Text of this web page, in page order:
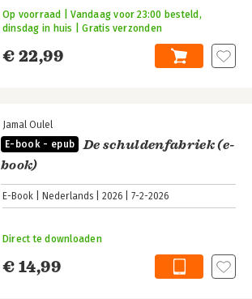
€ 22,99
Op voorraad | Vandaag voor 23:00 besteld,
dinsdag in huis | Gratis verzonden
Jamal Oulel
E-book - epub
De schuldenfabriek (e-
book)
E-Book Nederlands 2026 7-2-2026
€ 14,99
Direct te downloaden